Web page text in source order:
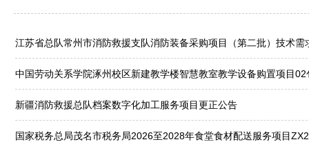
江苏省总队常州市消防救援支队消防装备采购项目（第二批）技术
中国劳动关系学院涿州校区新建教学楼智慧教室教学设备购置项目02
新疆消防救援总队档案数字化加工服务项目更正公告
国家税务总局茂名市税务局2026至2028年食堂食材配送服务项目